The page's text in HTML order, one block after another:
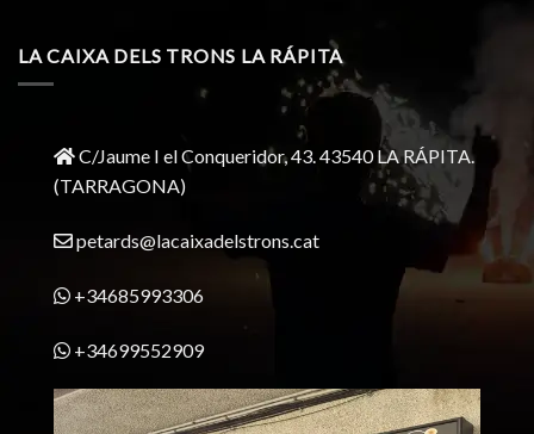
LA CAIXA DELS TRONS LA RÁPITA
C/Jaume I el Conqueridor, 43.43540 LA RÁPITA.
(TARRAGONA)
petards@lacaixadelstrons.cat
+34685993306
+34699552909